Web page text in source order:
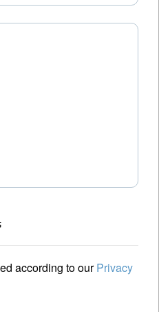
according to ourPrivacy